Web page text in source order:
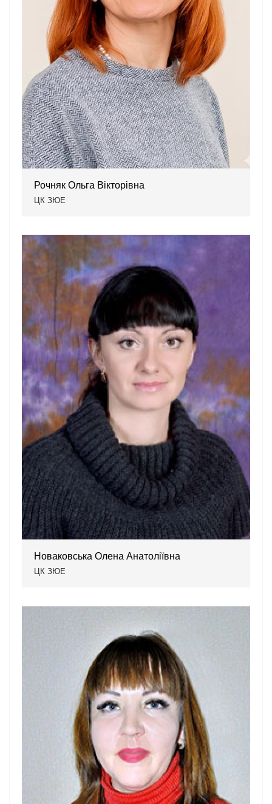
Рочняк Ольга Вікторівна
ЦК ЗЮЕ
Новаковська Олена Анатоліївна
ЦК ЗЮЕ